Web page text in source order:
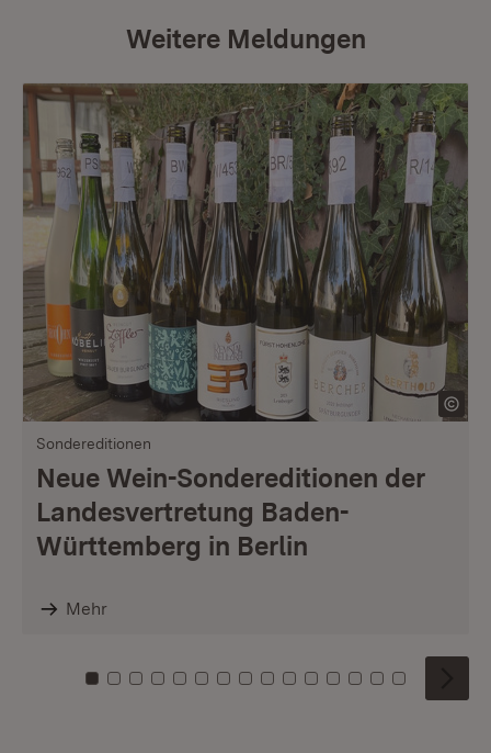
Weitere Meldungen
Sondereditionen
Neue Wein-Sondereditionen der
Landesvertretung Baden-
Württemberg in Berlin
Mehr
Zu Kachel: 0
Zu Kachel: 1
Zu Kachel: 2
Zu Kachel: 3
Zu Kachel: 4
Zu Kachel: 5
Zu Kachel: 6
Zu Kachel: 7
Zu Kachel: 8
Zu Kachel: 9
Zu Kachel: 10
Zu Kachel: 11
Zu Kachel: 12
Zu Kachel:
Zu